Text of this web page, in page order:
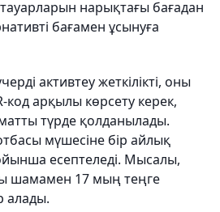
нарықтағы бағадан
бағамен ұсынуға
активтеу жеткілікті, оны
код арқылы көрсету керек,
түрде қолданылады.
мүшесіне бір айлық
есептеледі. Мысалы,
шамамен 17 мың теңге
алады.